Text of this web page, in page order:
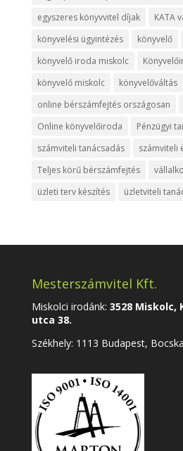
egyszeres könyvvitel díjak
KATA
könyvelési ügyintézés
könyvelő
könyvelő iroda miskolc
könyvelő miskolc
könyvelőváltás
online bérszámfejtés országosan
Online könyvelőiroda
Pénzügyi
számviteli tanácsadás
számviteli
Teljes körű bérszámfejtés
üzleti terv készítés
üzletviteli
Mesterszámvitel Kft.
Miskolci irodánk: 3528 Miskolc,
utca 38.
Székhely: 1113 Budapest,